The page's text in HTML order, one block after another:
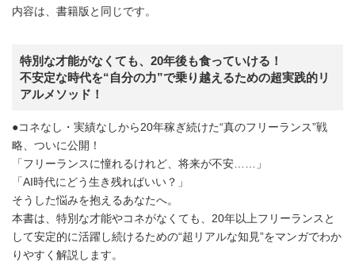
内容は、書籍版と同じです。
特別な才能がなくても、20年後も食っていける！
不安定な時代を“自分の力”で乗り越えるための超実践的リ
アルメソッド！
●コネなし・実績なしから20年稼ぎ続けた“真のフリーランス”戦
略、ついに公開！
「フリーランスに憧れるけれど、将来が不安……」
「AI時代にどう生き残ればいい？」
そうした悩みを抱えるあなたへ。
本書は、特別な才能やコネがなくても、20年以上フリーランスと
して安定的に活躍し続けるための“超リアルな知見”をマンガでわか
りやすく解説します。